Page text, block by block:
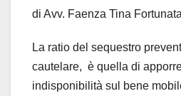
di Avv. Faenza Tina Fortunata
La ratio del sequestro
cautelare, è quella di
indisponibilità sul bene